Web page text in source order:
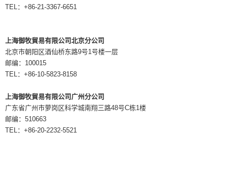
TEL：+86-21-3367-6651
上海御牧貿易有限公司北京分公司
北京市朝阳区酒仙桥东路9号1号楼一层
邮编：100015
TEL：+86-10-5823-8158
上海御牧貿易有限公司广州分公司
广东省广州市萝岗区科学城南翔三路48号C栋1楼
邮编：510663
TEL：+86-20-2232-5521